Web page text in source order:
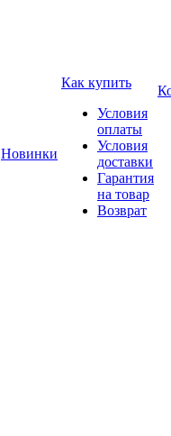
Новинки
Как купить
Условия
оплаты
Условия
доставки
Гарантия
на товар
Возврат